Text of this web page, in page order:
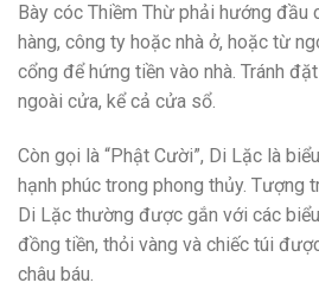
Bày cóc Thiềm Thừ phải hướng đầu
hàng, công ty hoặc nhà ở, hoặc từ
cổng để hứng tiền vào nhà. Tránh
ngoài cửa, kể cả cửa sổ.
Còn gọi là “Phật Cười”, Di Lặc là
hạnh phúc trong phong thủy. Tượng
Di Lặc thường được gắn với các
đồng tiền, thỏi vàng và chiếc túi
châu báu.